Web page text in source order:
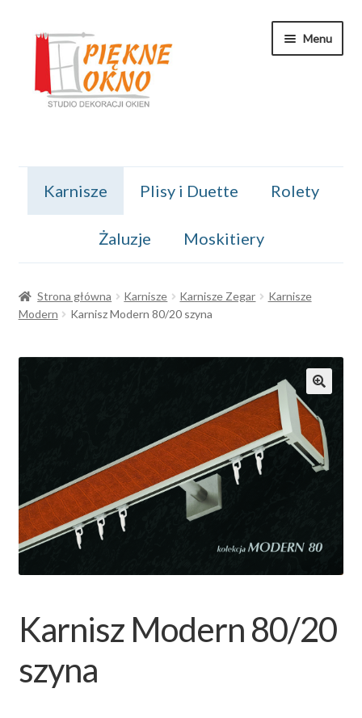
Przejdź
nawigacji
Przejdź
treści
Menu
Koszyk
Karnisze Plisy i Duette Rolety
Żaluzje Moskitiery
Strona główna Karnisze Karnisze Zegar
Karnisze
Modern
Karnisz Modern 80/20 szyna
Karnisz Modern 80/20
szyna